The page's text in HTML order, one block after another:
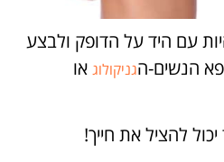
עם היד על הדופק ולבצע
הנשים-הגניקולוג או
להציל את חייך!